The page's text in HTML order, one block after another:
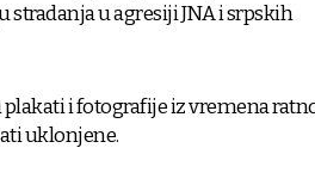
stradanja u agresiji JNA i srpskih
i fotografije iz vremena
uklonjene.